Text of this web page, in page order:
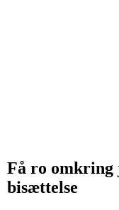
Få ro omkring
bisættelse